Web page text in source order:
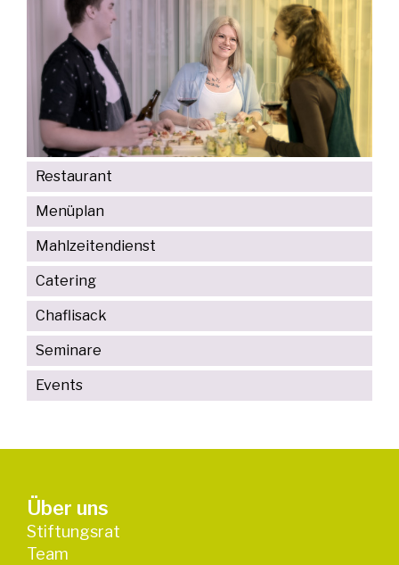
Restaurant
Menüplan
Mahlzeitendienst
Catering
Chaflisack
Seminare
Events
Über uns
Stiftungsrat
Team